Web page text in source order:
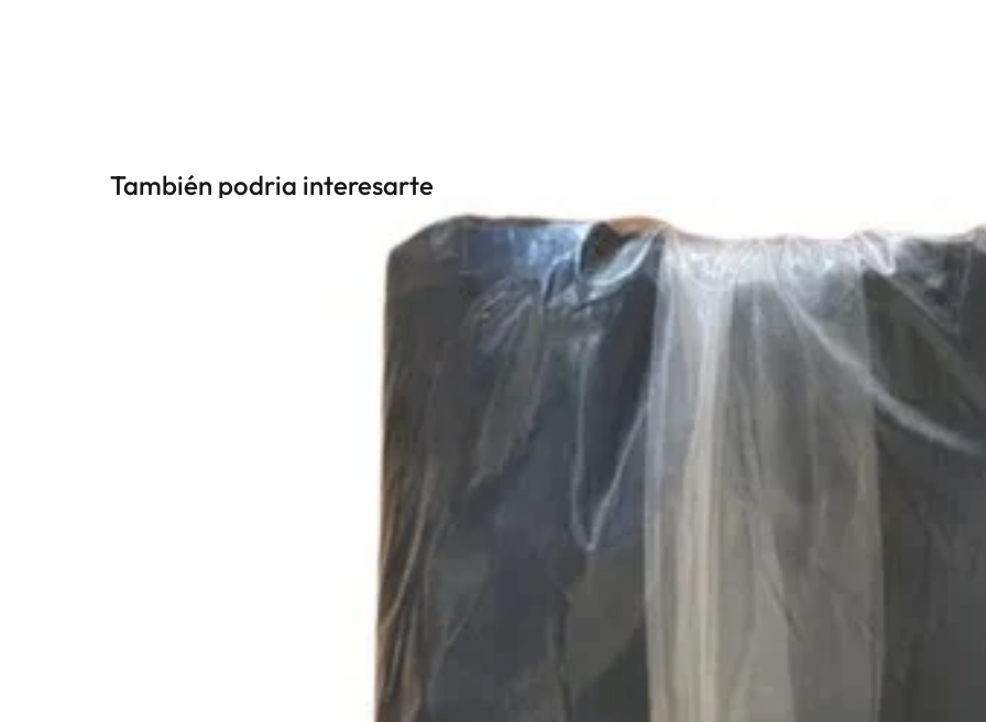
También podria interesarte
10% OFF
En tu primera compra
para obtener un descuento del 10%. Solo podés usarlo una vez. No